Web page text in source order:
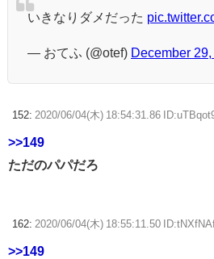
いきなりダメだった
— おてふ (@otef) December
152: 2020/06/04(木) 18:54:31.86
>>149
ただのパパだろ
162: 2020/06/04(木) 18:55:11.50
>>149